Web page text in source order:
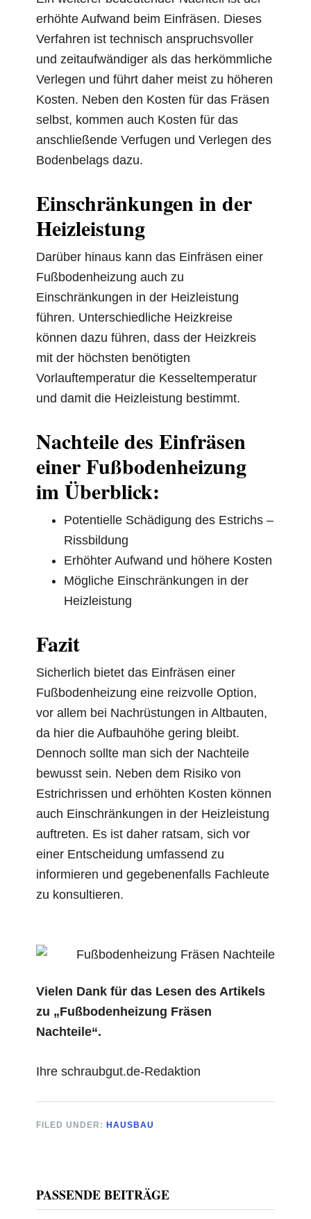
erhöhte Aufwand beim Einfräsen. Dieses
Verfahren ist technisch anspruchsvoller
und zeitaufwändiger als das herkömmliche
Verlegen und führt daher meist zu höheren
Kosten. Neben den Kosten für das Fräsen
selbst, kommen auch Kosten für das
anschließende Verfugen und Verlegen des
Bodenbelags dazu.
Einschränkungen in der
Heizleistung
Darüber hinaus kann das Einfräsen einer
Fußbodenheizung auch zu
Einschränkungen in der Heizleistung
führen. Unterschiedliche Heizkreise
können dazu führen, dass der Heizkreis
mit der höchsten benötigten
Vorlauftemperatur die Kesseltemperatur
und damit die Heizleistung bestimmt.
Nachteile des Einfräsen
einer Fußbodenheizung
im Überblick:
Potentielle Schädigung des Estrichs –
Rissbildung
Erhöhter Aufwand und höhere Kosten
Mögliche Einschränkungen in der
Heizleistung
Fazit
Sicherlich bietet das Einfräsen einer
Fußbodenheizung eine reizvolle Option,
vor allem bei Nachrüstungen in Altbauten,
da hier die Aufbauhöhe gering bleibt.
Dennoch sollte man sich der Nachteile
bewusst sein. Neben dem Risiko von
Estrichrissen und erhöhten Kosten können
auch Einschränkungen in der Heizleistung
auftreten. Es ist daher ratsam, sich vor
einer Entscheidung umfassend zu
informieren und gegebenenfalls Fachleute
zu konsultieren.
Vielen Dank für das Lesen des Artikels
zu „Fußbodenheizung Fräsen
Nachteile“.
Ihre schraubgut.de-Redaktion
FILED UNDER:HAUSBAU
Sidebar
PASSENDE BEITRÄGE